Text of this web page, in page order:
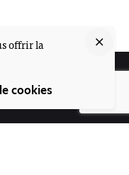
offrir la
cookies